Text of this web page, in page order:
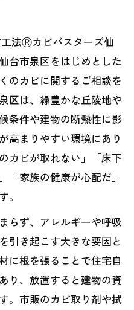
法Ⓡカビバスターズ仙
台市泉区をはじめとした
のカビに関するご相談を
区は、緑豊かな丘陵地や
条件や建物の断熱性に影
高まりやすい環境にあり
カビが取れない」「床下
「家族の健康が心配だ」
。
らず、アレルギーや呼吸
引き起こす大きな要因と
に根を張ることで住宅自
り、放置すると建物の資
。市販のカビ取り剤や拭